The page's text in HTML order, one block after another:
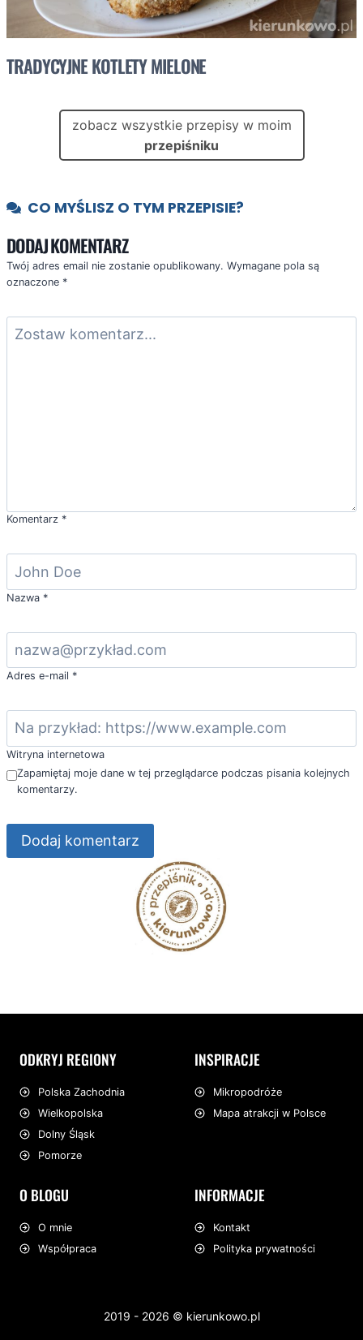
TRADYCYJNE KOTLETY MIELONE
zobacz wszystkie przepisy w moim
przepiśniku
CO MYŚLISZ O TYM PRZEPISIE?
DODAJ KOMENTARZ
Twój adres email nie zostanie opublikowany. Wymagane pola są
oznaczone *
Komentarz *
Nazwa *
Adres e-mail *
Witryna internetowa
Zapamiętaj moje dane w tej przeglądarce podczas pisania kolejnych
komentarzy.
ODKRYJ REGIONY
Polska Zachodnia
Wielkopolska
Dolny Śląsk
Pomorze
INSPIRACJE
Mikropodróże
Mapa atrakcji w Polsce
O BLOGU
O mnie
Współpraca
INFORMACJE
Kontakt
Polityka prywatności
2019 - 2026 © kierunkowo.pl